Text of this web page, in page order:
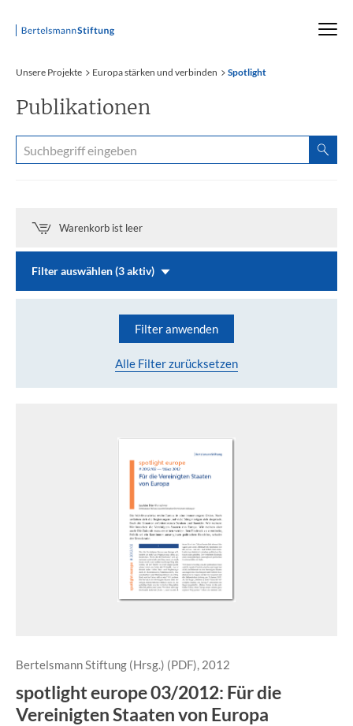
Startseite
Unsere Projekte Europa stärken und verbinden Spotlight
Publikationen
Warenkorb ist leer
Filter auswählen (3 aktiv)
Filter anwenden
Alle Filter zurücksetzen
Bertelsmann Stiftung (Hrsg.) (PDF), 2012
spotlight europe 03/2012: Für die
Vereinigten Staaten von Europa